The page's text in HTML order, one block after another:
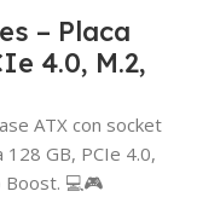
– Placa
4.0, M.2,
ATX con socket
GB, PCIe 4.0,
Boost. 💻🎮